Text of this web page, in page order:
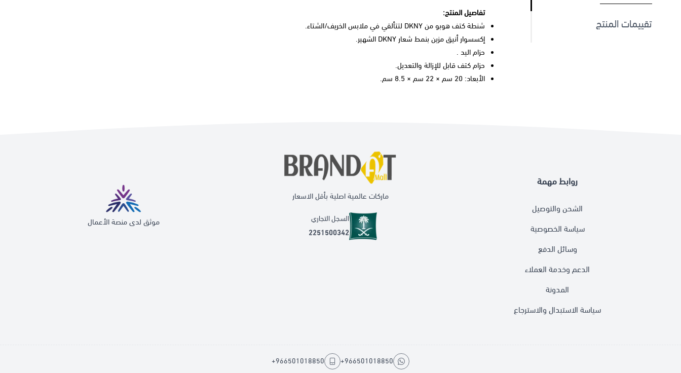
تقييمات المنتج
تفاصيل المنتج:
شنطةكتف هوبو من DKNY لتتألقي في ملابس الخريف/الشتاء.
إكسسوار أنيق مزين بنمط شعار DKNY الشهير.
حزام اليد .
حزام كتف قابل للإزالة والتعديل.
الأبعاد: 20 سم × 22 سم × 8.5 سم.
روابط مهمة
الشحن والتوصيل
سياسة الخصوصية
وسائل الدفع
الدعم وخدمة العملاء
المدونة
سياسة الاستبدال والاسترجاع
ماركات عالمية اصلية بأقل الاسعار
السجل التجاري
2251500342
موثق لدى منصة الأعمال
+966501018850
+966501018850